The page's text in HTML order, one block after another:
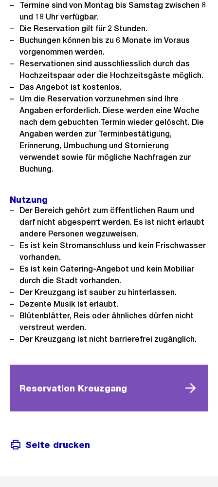
Termine sind von Montag bis Samstag zwischen 8
und 18 Uhr verfügbar.
Die Reservation gilt für 2 Stunden.
Buchungen können bis zu 6 Monate im Voraus
vorgenommen werden.
Reservationen sind ausschliesslich durch das
Hochzeitspaar oder die Hochzeitsgäste möglich.
Das Angebot ist kostenlos.
Um die Reservation vorzunehmen sind Ihre
Angaben erforderlich. Diese werden eine Woche
nach dem gebuchten Termin wieder gelöscht. Die
Angaben werden zur Terminbestätigung,
Erinnerung, Umbuchung und Stornierung
verwendet sowie für mögliche Nachfragen zur
Buchung.
Nutzung
Der Bereich gehört zum öffentlichen Raum und
darf nicht abgesperrt werden. Es ist nicht erlaubt
andere Personen wegzuweisen.
Es ist kein Stromanschluss und kein Frischwasser
vorhanden.
Es ist kein Catering-Angebot und kein Mobiliar
durch die Stadt vorhanden.
Der Kreuzgang ist sauber zu hinterlassen.
Dezente Musik ist erlaubt.
Blütenblätter, Reis oder ähnliches dürfen nicht
verstreut werden.
Der Kreuzgang ist nicht barrierefrei zugänglich.
Reservation Kreuzgang
Seite drucken